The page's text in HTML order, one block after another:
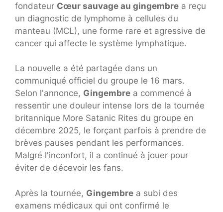
fondateur Cœur sauvage au gingembre a reçu
un diagnostic de lymphome à cellules du
manteau (MCL), une forme rare et agressive de
cancer qui affecte le système lymphatique.
La nouvelle a été partagée dans un
communiqué officiel du groupe le 16 mars.
Selon l'annonce, Gingembre a commencé à
ressentir une douleur intense lors de la tournée
britannique More Satanic Rites du groupe en
décembre 2025, le forçant parfois à prendre de
brèves pauses pendant les performances.
Malgré l'inconfort, il a continué à jouer pour
éviter de décevoir les fans.
Après la tournée, Gingembre a subi des
examens médicaux qui ont confirmé le